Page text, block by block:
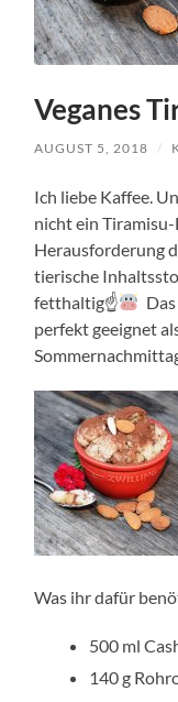
Veganes
AUGUST 5, 2018 /
Ich liebe Kaffee.
nicht ein Tiramisu-
Herausforderung
tierische
fetthaltig☝
perfekt geeignet
Was ihr dafür
500 ml
140 g